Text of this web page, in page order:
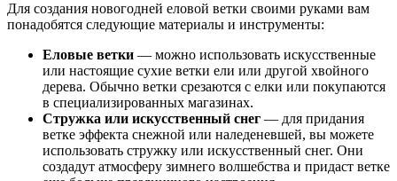
Для создания новогодней еловой ветки своими руками вам
понадобятся следующие материалы и инструменты:
Еловые ветки — можно использовать искусственные
или настоящие сухие ветки ели или другой хвойного
дерева. Обычно ветки срезаются с елки или покупаются
в специализированных магазинах.
Стружка или искусственный снег — для придания
ветке эффекта снежной или наледеневшей, вы можете
использовать стружку или искусственный снег. Они
создадут атмосферу зимнего волшебства и придаст ветке